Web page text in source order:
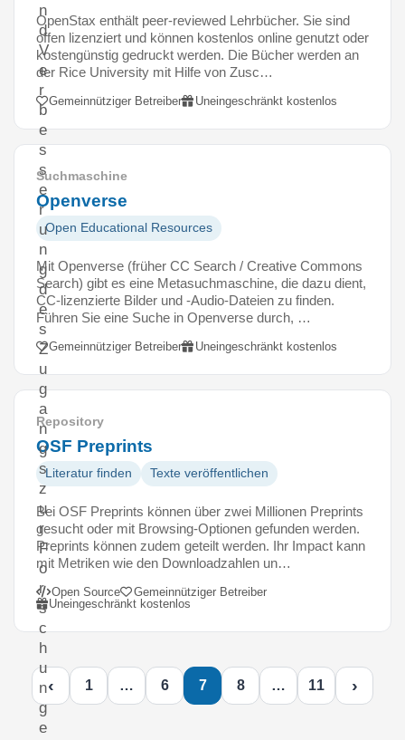
n
d
V
e
r
b
e
s
s
e
r
u
n
g
d
e
s
Z
u
g
a
n
g
s
z
u
r
F
o
r
s
c
h
u
n
g
e
OpenStax enthält peer-reviewed Lehrbücher. Sie sind
offen lizenziert und können kostenlos online genutzt oder
kostengünstig gedruckt werden. Die Bücher werden an
der Rice University mit Hilfe von Zusc…
Gemeinnütziger Betreiber Uneingeschränkt kostenlos
Suchmaschine
Openverse
Open Educational Resources
Mit Openverse (früher CC Search / Creative Commons
Search) gibt es eine Metasuchmaschine, die dazu dient,
CC-lizenzierte Bilder und -Audio-Dateien zu finden.
Führen Sie eine Suche in Openverse durch, …
Gemeinnütziger Betreiber Uneingeschränkt kostenlos
Repository
OSF Preprints
Literatur finden Texte veröffentlichen
Bei OSF Preprints können über zwei Millionen Preprints
gesucht oder mit Browsing-Optionen gefunden werden.
Preprints können zudem geteilt werden. Ihr Impact kann
mit Metriken wie den Downloadzahlen un…
Open Source
Gemeinnütziger Betreiber
Uneingeschränkt kostenlos
‹ 1 … 6 7 8 … 11 ›